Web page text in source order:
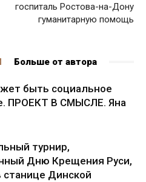
госпиталь Ростова-на-Дону
гуманитарную помощь
Больше от автора
быть социальное
ПРОЕКТ В СМЫСЛЕ. Яна
турнир,
Дню Крещения Руси,
станице Динской